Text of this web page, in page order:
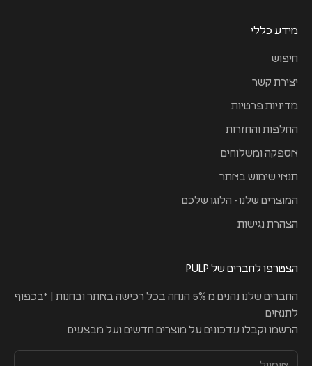
מידע כללי
חיפוש
יצירת קשר
מדיניות פרטיות
החלפות והחזרות
אספקה ומשלוחים
תנאי שימוש באתר
המוצרים שלנו - הלוגו שלכם
הצהרת נגישות
הצטרפו לחברים של PULP
החברים שלנו נהנים מ 5% הנחה בכל רכישה באתר ובחנות | *בכפוף
לתנאים
הרשמו וקבלו עדכונים על מוצרים חדשים ועל מבצעים